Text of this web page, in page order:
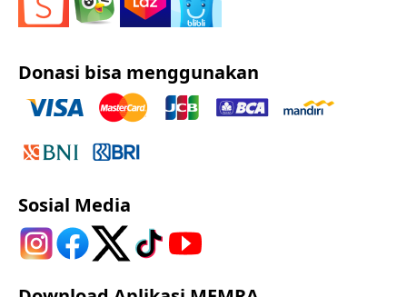
Donasi bisa menggunakan
Sosial Media